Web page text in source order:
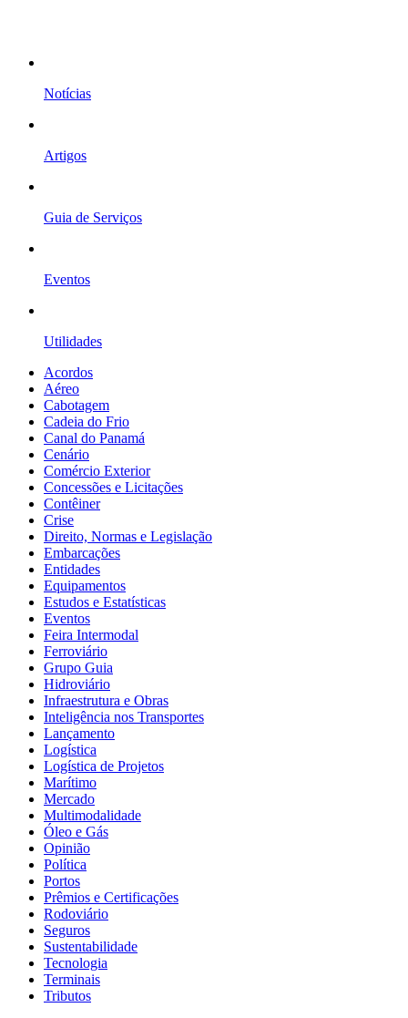
Notícias
Artigos
Guia de Serviços
Eventos
Utilidades
Acordos
Aéreo
Cabotagem
Cadeia do Frio
Canal do Panamá
Cenário
Comércio Exterior
Concessões e Licitações
Contêiner
Crise
Direito, Normas e Legislação
Embarcações
Entidades
Equipamentos
Estudos e Estatísticas
Eventos
Feira Intermodal
Ferroviário
Grupo Guia
Hidroviário
Infraestrutura e Obras
Inteligência nos Transportes
Lançamento
Logística
Logística de Projetos
Marítimo
Mercado
Multimodalidade
Óleo e Gás
Opinião
Política
Portos
Prêmios e Certificações
Rodoviário
Seguros
Sustentabilidade
Tecnologia
Terminais
Tributos